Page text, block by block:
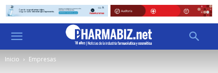
Inicio Empresas